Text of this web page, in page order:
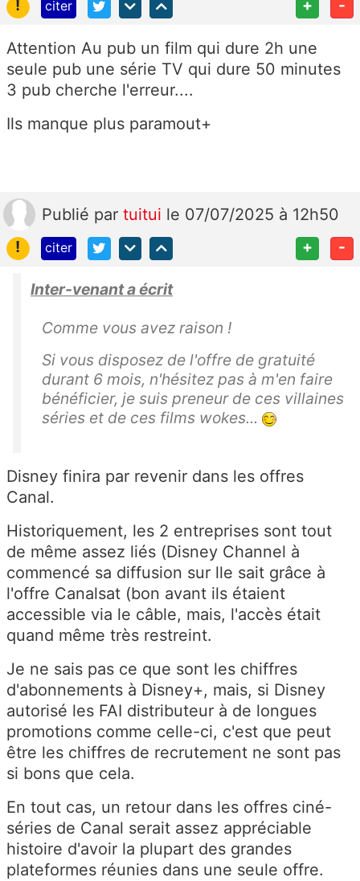
! citer + -
Attention Au pub un film qui dure 2h une
seule pub une série TV qui dure 50 minutes
3 pub cherche l'erreur....
Ils manque plus paramout+
Publié par tuitui le 07/07/2025 à 12h50
!
citer + -
Inter-venant a écrit
Comme vous avez raison !
Si vous disposez de l'offre de gratuité
durant 6 mois, n'hésitez pas à m'en faire
bénéficier, je suis preneur de ces villaines
séries et de ces films wokes...
Disney finira par revenir dans les offres
Canal.
Historiquement, les 2 entreprises sont tout
de même assez liés (Disney Channel à
commencé sa diffusion sur lle sait grâce à
l'offre Canalsat (bon avant ils étaient
accessible via le câble, mais, l'accès était
quand même très restreint.
Je ne sais pas ce que sont les chiffres
d'abonnements à Disney+, mais, si Disney
autorisé les FAI distributeur à de longues
promotions comme celle-ci, c'est que peut
être les chiffres de recrutement ne sont pas
si bons que cela.
En tout cas, un retour dans les offres ciné-
séries de Canal serait assez appréciable
histoire d'avoir la plupart des grandes
plateformes réunies dans une seule offre.